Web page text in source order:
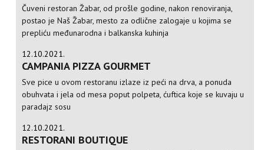
Čuveni restoran Žabar, od prošle godine, nakon renoviranja,
postao je Naš Žabar, mesto za odlične zalogaje u kojima se
prepliću međunarodna i balkanska kuhinja
12.10.2021.
CAMPANIA PIZZA GOURMET
Sve pice u ovom restoranu izlaze iz peći na drva, a ponuda
obuhvata i jela od mesa poput polpeta, ćuftica koje se kuvaju u
paradajz sosu
12.10.2021.
RESTORANI BOUTIQUE